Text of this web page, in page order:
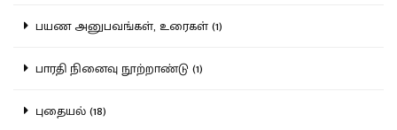
பயண அனுபவங்கள், உரைகள் (1)
பாரதி நினைவு நூற்றாண்டு (1)
புதையல் (18)